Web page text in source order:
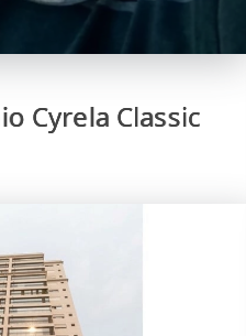
Cyrela Classic